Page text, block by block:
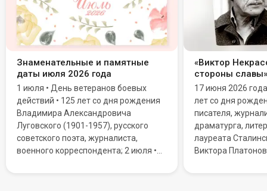
Знаменательные и памятные
даты июля 2026 года
1 июля • День ветеранов боевых
действий • 125 лет со дня рождения
Владимира Александровича
Луговского (1901-1957), русского
советского поэта, журналиста,
военного корреспондента; 2 июля •
«Виктор
стороны славы»
17 июня 2026
лет со дня
писателя,
драматурга,
лауреата
Виктора